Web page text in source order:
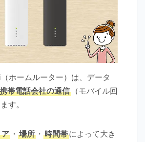
ホームルーター）は、データ
携帯電話会社の通信
（モバイル回
す。
ア ・ 場所 ・ 時間帯によって大き